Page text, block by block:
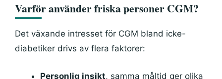
Varför använder friska personer CGM?
Det växande intresset för CGM bland icke-
diabetiker drivs av flera faktorer:
Personlig insikt, samma måltid ger olika